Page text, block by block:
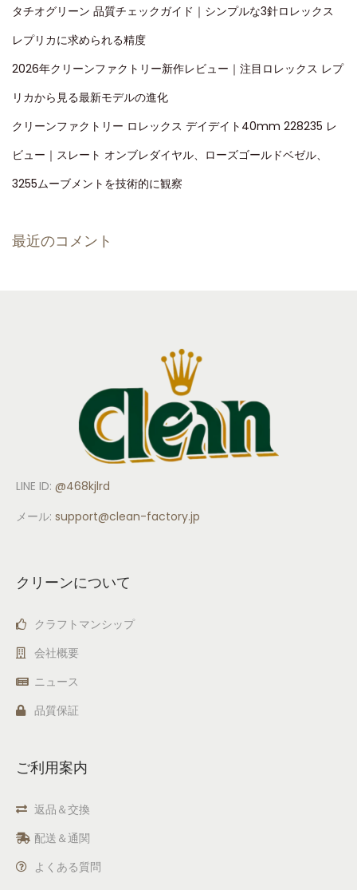
タチオグリーン 品質チェックガイド｜シンプルな3針ロレックス
レプリカに求められる精度
2026年クリーンファクトリー新作レビュー｜注目ロレックス レプ
リカから見る最新モデルの進化
クリーンファクトリー ロレックス デイデイト40mm 228235 レ
ビュー｜スレート オンブレダイヤル、ローズゴールドベゼル、
3255ムーブメントを技術的に観察
最近のコメント
LINE ID: @468kjlrd
メール: support@clean-factory.jp
クリーンについて
クラフトマンシップ
会社概要
ニュース
品質保証
ご利用案内
返品＆交換
配送＆通関
よくある質問